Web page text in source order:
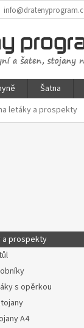
Šatna
letáky a prospekty
a prospekty
s opěrkou
A4